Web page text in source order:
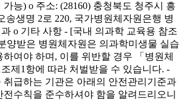
능) o 주소: (28160) 충청북도 청주시 흥
송생명 2로 220, 국가병원체자원은행 병
o 기타 사항 - [국내 의과학 교육용 참조
양받은 병원체자원은 의과학미생물 실습
하여야 하며, 이를 위반할 경우 「병원체
제1항에 따라 처벌받을 수 있습니다. -
취급하는 기관은 아래의 안전관리기준과
전수칙을 준수하셔야 함을 알려드리오니